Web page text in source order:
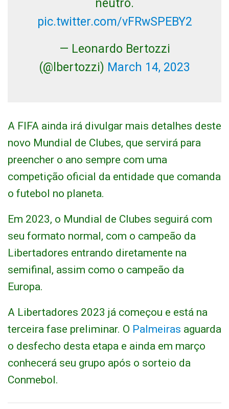
neutro.
pic.twitter.com/vFRwSPEBY2
— Leonardo Bertozzi
(@lbertozzi) March 14, 2023
A FIFA ainda irá divulgar mais detalhes deste
novo Mundial de Clubes, que servirá para
preencher o ano sempre com uma
competição oficial da entidade que comanda
o futebol no planeta.
Em 2023, o Mundial de Clubes seguirá com
seu formato normal, com o campeão da
Libertadores entrando diretamente na
semifinal, assim como o campeão da
Europa.
A Libertadores 2023 já começou e está na
terceira fase preliminar. O Palmeiras aguarda
o desfecho desta etapa e ainda em março
conhecerá seu grupo após o sorteio da
Conmebol.